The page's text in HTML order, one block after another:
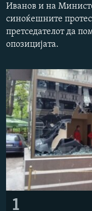
Иванов и на
синоќешните
претседателот да
опозицијата.
1